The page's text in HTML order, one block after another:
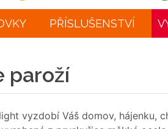
PŘÍSLUŠENSTVÍ
paroží
vyzdobí Váš domov, hájenku,